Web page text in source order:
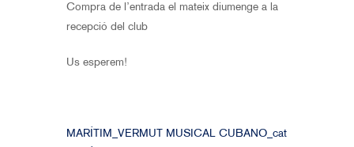
Compra de l’entrada el mateix diumenge a la
recepció del club
Us esperem!
MARÍTIM_VERMUT MUSICAL CUBANO_cat